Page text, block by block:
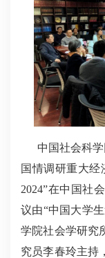
中国社会科学
国情调研重大经
2024”在中国社
议由“中国大学
学院社会学研究
究员李春玲主持